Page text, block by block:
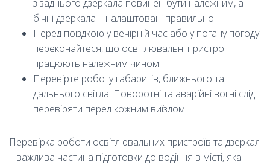
з заднього дзеркала повинен бути належним, а
бічні дзеркала – налаштовані правильно.
Перед поїздкою у вечірній час або у погану погоду
переконайтеся, що освітлювальні пристрої
працюють належним чином.
Перевірте роботу габаритів, ближнього та
дальнього світла. Поворотні та аварійні вогні слід
перевіряти перед кожним виїздом.
Перевірка роботи освітлювальних пристроїв та дзеркал
– важлива частина підготовки до водіння в місті, яка